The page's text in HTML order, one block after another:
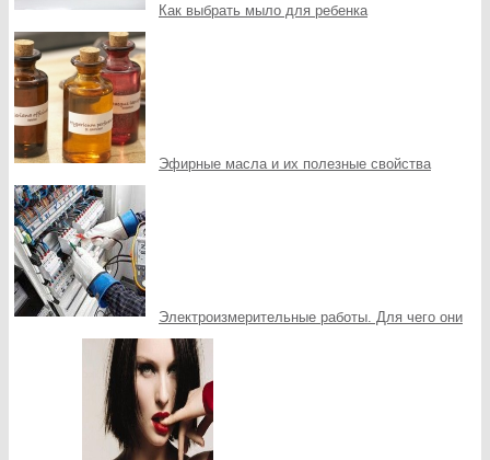
Как выбрать мыло для ребенка
Эфирные масла и их полезные свойства
Электроизмерительные работы. Для чего они